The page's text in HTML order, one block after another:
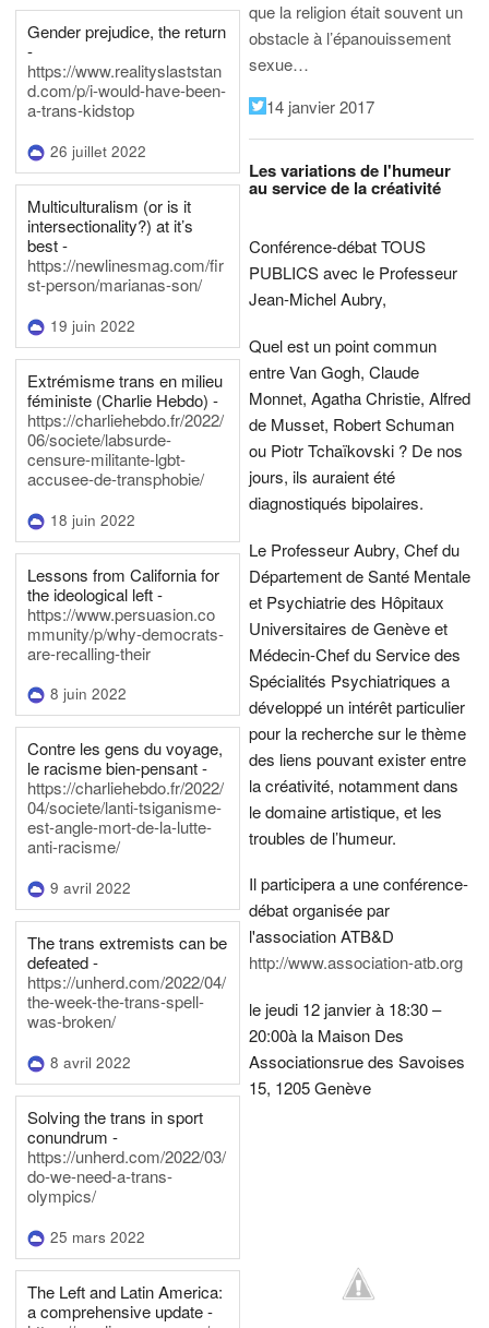
Gender prejudice, the return
-
https://www.realityslaststan
d.com/p/i-would-have-been-
a-trans-kidstop
26 juillet 2022
Multiculturalism (or is it
intersectionality?) at it’s
best -
https://newlinesmag.com/fir
st-person/marianas-son/
19 juin 2022
Extrémisme trans en milieu
féministe (Charlie Hebdo) -
https://charliehebdo.fr/2022/
06/societe/labsurde-
censure-militante-lgbt-
accusee-de-transphobie/
18 juin 2022
Lessons from California for
the ideological left -
https://www.persuasion.co
mmunity/p/why-democrats-
are-recalling-their
8 juin 2022
Contre les gens du voyage,
le racisme bien-pensant -
https://charliehebdo.fr/2022/
04/societe/lanti-tsiganisme-
est-angle-mort-de-la-lutte-
anti-racisme/
9 avril 2022
The trans extremists can be
defeated -
https://unherd.com/2022/04/
the-week-the-trans-spell-
was-broken/
8 avril 2022
Solving the trans in sport
conundrum -
https://unherd.com/2022/03/
do-we-need-a-trans-
olympics/
25 mars 2022
The Left and Latin America:
a comprehensive update -
que la religion était souvent un
obstacle à l’épanouissement
sexue…
14 janvier 2017
Les variations de l'humeur
au service de la créativité
Conférence-débat TOUS
PUBLICS avec le Professeur
Jean-Michel Aubry,
Quel est un point commun
entre Van Gogh, Claude
Monnet, Agatha Christie, Alfred
de Musset, Robert Schuman
ou Piotr Tchaïkovski ? De nos
jours, ils auraient été
diagnostiqués bipolaires.
Le Professeur Aubry, Chef du
Département de Santé Mentale
et Psychiatrie des Hôpitaux
Universitaires de Genève et
Médecin-Chef du Service des
Spécialités Psychiatriques a
développé un intérêt particulier
pour la recherche sur le thème
des liens pouvant exister entre
la créativité, notamment dans
le domaine artistique, et les
troubles de l’humeur.
Il participera a une conférence-
débat organisée par
l'association ATB&D
http://www.association-atb.org
le jeudi 12 janvier à 18:30 –
20:00à la Maison Des
Associationsrue des Savoises
15, 1205 Genève